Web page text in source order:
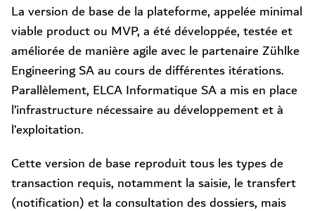
La version de base de la plateforme, appelée minimal
viable product ou MVP, a été développée, testée et
améliorée de manière agile avec le partenaire Zühlke
Engineering SA au cours de différentes itérations.
Parallèlement, ELCA Informatique SA a mis en place
l’infrastructure nécessaire au développement et à
l’exploitation.
Cette version de base reproduit tous les types de
transaction requis, notamment la saisie, le transfert
(notification) et la consultation des dossiers, mais